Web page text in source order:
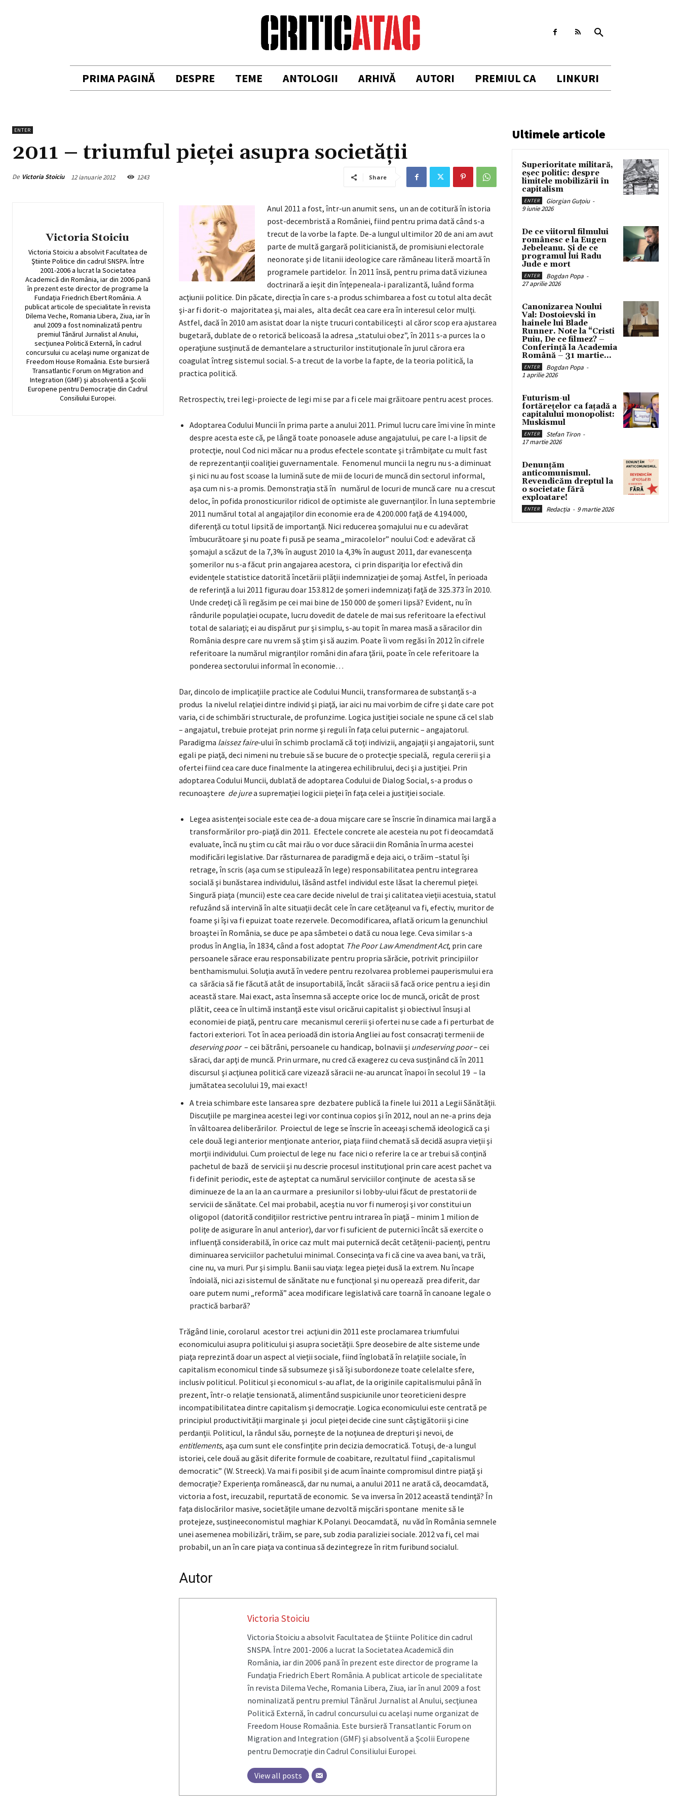
PRIMA PAGINĂ DESPRE TEME ANTOLOGII ARHIVĂ AUTORI PREMIUL CA LINKURI
ENTER
2011 – triumful pieței asupra societății
De Victoria Stoiciu 12 ianuarie 2012 1243 Share
Victoria Stoiciu
Victoria Stoiciu a absolvit Facultatea de
Ştiinte Politice din cadrul SNSPA. Între
2001-2006 a lucrat la Societatea
Academică din România, iar din 2006 pană
în prezent este director de programe la
Fundaţia Friedrich Ebert România. A
publicat articole de specialitate în revista
Dilema Veche, Romania Libera, Ziua, iar în
anul 2009 a fost nominalizată pentru
premiul Tânărul Jurnalist al Anului,
secţiunea Politică Externă, în cadrul
concursului cu acelaşi nume organizat de
Freedom House Romaânia. Este bursieră
Transatlantic Forum on Migration and
Integration (GMF) şi absolventă a Şcolii
Europene pentru Democraţie din Cadrul
Consiliului Europei.
Anul 2011 a fost, într-un anumit sens, un an de cotitură în istoria
post-decembristă a României, fiind pentru prima dată când s-a
trecut de la vorbe la fapte. De-a lungul ultimilor 20 de ani am avut
parte de multă gargară politicianistă, de promisiuni electorale
neonorate şi de litanii ideologice care rămâneau literă moartă în
programele partidelor. În 2011 însă, pentru prima dată viziunea
doctrinară a ieşit din înţepeneala-i paralizantă, luând forma
acţiunii politice. Din păcate, direcţia în care s-a produs schimbarea a fost cu totul alta decât
şi-ar fi dorit-o majoritatea şi, mai ales, alta decât cea care era în interesul celor mulţi.
Astfel, dacă în 2010 am asistat doar la nişte trucuri contabiliceşti al căror scop era ajustarea
bugetară, dublate de o retorică belicoasă la adresa „statului obez”, în 2011 s-a purces la o
operaţiune susţinută de demantelare a structurilor instituţionale în jurul cărora era
coagulat întreg sistemul social. S-a trecut de la vorbe la fapte, de la teoria politică, la
practica politică.
Retrospectiv, trei legi-proiecte de legi mi se par a fi cele mai grăitoare pentru acest proces.
Adoptarea Codului Muncii în prima parte a anului 2011. Primul lucru care îmi vine în minte
despre acesta este că, pe lângă toate ponoasele aduse angajatului, pe care l-a lipsit de
protecţie, noul Cod nici măcar nu a produs efectele scontate şi trâmbiţate cu mult fast
de reprezentanţii coaliţiei guvernamentale. Fenomenul muncii la negru nu s-a diminuat
şi nici nu au fost scoase la lumină sute de mii de locuri de muncă din sectorul informal,
aşa cum ni s-a promis. Demonstraţia stă în numărul de locuri de muncă care nu a crescut
deloc, în pofida pronosticurilor ridicol de optimiste ale guvernanţilor. În luna septembrie
2011 numărul total al angajaţilor din economie era de 4.200.000 faţă de 4.194.000,
diferenţă cu totul lipsită de importanţă. Nici reducerea şomajului nu e cu adevărat
îmbucurătoare şi nu poate fi pusă pe seama „miracolelor” noului Cod: e adevărat că
şomajul a scăzut de la 7,3% în august 2010 la 4,3% în august 2011, dar evanescenţa
şomerilor nu s-a făcut prin angajarea acestora, ci prin dispariţia lor efectivă din
evidenţele statistice datorită încetării plăţii indemnizaţiei de şomaj. Astfel, în perioada
de referinţă a lui 2011 figurau doar 153.812 de şomeri indemnizaţi faţă de 325.373 în 2010.
Unde credeţi că îi regăsim pe cei mai bine de 150 000 de şomeri lipsă? Evident, nu în
rândurile populaţiei ocupate, lucru dovedit de datele de mai sus referitoare la efectivul
total de salariaţi; ei au dispărut pur şi simplu, s-au topit în marea masă a săracilor din
România despre care nu vrem să ştim şi să auzim. Poate îi vom regăsi în 2012 în cifrele
referitoare la numărul migranţilor români din afara ţării, poate în cele referitoare la
ponderea sectorului informal în economie…
Dar, dincolo de implicaţiile practice ale Codului Muncii, transformarea de substanţă s-a
produs la nivelul relaţiei dintre individ şi piaţă, iar aici nu mai vorbim de cifre şi date care pot
varia, ci de schimbări structurale, de profunzime. Logica justiţiei sociale ne spune că cel slab
– angajatul, trebuie protejat prin norme şi reguli în faţa celui puternic – angajatorul.
Paradigma laissez faire-ului în schimb proclamă că toţi indivizii, angajaţii şi angajatorii, sunt
egali pe piaţă, deci nimeni nu trebuie să se bucure de o protecţie specială, regula cererii şi a
ofertei fiind cea care duce finalmente la atingerea echilibrului, deci şi a justiţiei. Prin
adoptarea Codului Muncii, dublată de adoptarea Codului de Dialog Social, s-a produs o
recunoaştere de jurea supremaţiei logicii pieţei în faţa celei a justiţiei sociale.
Legea asistenţei sociale este cea de-a doua mişcare care se înscrie în dinamica mai largă a
transformărilor pro-piaţă din 2011. Efectele concrete ale acesteia nu pot fi deocamdată
evaluate, încă nu ştim cu cât mai rău o vor duce săracii din România în urma acestei
modificări legislative. Dar răsturnarea de paradigmă e deja aici, o trăim –statul îşi
retrage, în scris (aşa cum se stipulează în lege) responsabilitatea pentru integrarea
socială şi bunăstarea individului, lăsând astfel individul este lăsat la cheremul pieţei.
Singură piaţa (muncii) este cea care decide nivelul de trai şi calitatea vieţii acestuia, statul
refuzând să intervină în alte situaţii decât cele în care cetăţeanul va fi, efectiv, muritor de
foame şi îşi va fi epuizat toate rezervele. Decomodificarea, aflată oricum la genunchiul
broaştei în România, se duce pe apa sâmbetei o dată cu noua lege. Ceva similar s-a
produs în Anglia, în 1834, când a fost adoptat The Poor Law Amendment Act, prin care
persoanele sărace erau responsabilizate pentru propria sărăcie, potrivit principiilor
benthamismului. Soluţia avută în vedere pentru rezolvarea problemei pauperismului era
ca sărăcia să fie făcută atât de insuportabilă, încât săracii să facă orice pentru a ieşi din
această stare. Mai exact, asta însemna să accepte orice loc de muncă, oricât de prost
plătit, ceea ce în ultimă instanţă este visul oricărui capitalist şi obiectivul însuşi al
economiei de piaţă, pentru care mecanismul cererii şi ofertei nu se cade a fi perturbat de
factori exteriori. Tot în acea perioadă din istoria Angliei au fost consacraţi termenii de
deserving poor– cei bătrâni, persoanele cu handicap, bolnavii şi undeserving poor– cei
săraci, dar apţi de muncă. Prin urmare, nu cred că exagerez cu ceva susţinând că în 2011
discursul şi acţiunea politică care vizează săracii ne-au aruncat înapoi în secolul 19 – la
jumătatea secolului 19, mai exact!
A treia schimbare este lansarea spre dezbatere publică la finele lui 2011 a Legii Sănătăţii.
Discuţiile pe marginea acestei legi vor continua copios şi în 2012, noul an ne-a prins deja
în vâltoarea deliberărilor. Proiectul de lege se înscrie în aceeaşi schemă ideologică ca şi
cele două legi anterior menţionate anterior, piaţa fiind chemată să decidă asupra vieţii şi
morţii individului. Cum proiectul de lege nu face nici o referire la ce ar trebui să conţină
pachetul de bază de servicii şi nu descrie procesul instituţional prin care acest pachet va
fi definit periodic, este de aşteptat ca numărul serviciilor conţinute de acesta să se
diminueze de la an la an ca urmare a presiunilor si lobby-ului făcut de prestatorii de
servicii de sănătate. Cel mai probabil, aceştia nu vor fi numeroşi şi vor constitui un
oligopol (datorită condiţiilor restrictive pentru intrarea în piaţă – minim 1 milion de
poliţe de asigurare în anul anterior), dar vor fi suficient de puternici încât să exercite o
influenţă considerabilă, în orice caz mult mai puternică decât cetăţenii-pacienţi, pentru
diminuarea serviciilor pachetului minimal. Consecinţa va fi că cine va avea bani, va trăi,
cine nu, va muri. Pur şi simplu. Banii sau viaţa: legea pieţei dusă la extrem. Nu încape
îndoială, nici azi sistemul de sănătate nu e funcţional şi nu operează prea diferit, dar
oare putem numi „reformă” acea modificare legislativă care toarnă în canoane legale o
practică barbară?
Trăgând linie, corolarul acestor trei acţiuni din 2011 este proclamarea triumfului
economicului asupra politicului şi asupra societăţii. Spre deosebire de alte sisteme unde
piaţa reprezintă doar un aspect al vieţii sociale, fiind înglobată în relaţiile sociale, în
capitalism economicul tinde să subsumeze şi să îşi subordoneze toate celelalte sfere,
inclusiv politicul. Politicul şi economicul s-au aflat, de la originile capitalismului până în
prezent, într-o relaţie tensionată, alimentând suspiciunile unor teoreticieni despre
incompatibilitatea dintre capitalism şi democraţie. Logica economicului este centrată pe
principiul productivităţii marginale şi jocul pieţei decide cine sunt câştigătorii şi cine
perdanţii. Politicul, la rândul său, porneşte de la noţiunea de drepturi şi nevoi, de
entitlements, aşa cum sunt ele consfinţite prin decizia democratică. Totuşi, de-a lungul
istoriei, cele două au găsit diferite formule de coabitare, rezultatul fiind „capitalismul
democratic” (W. Streeck). Va mai fi posibil şi de acum înainte compromisul dintre piaţă şi
democraţie? Experienţa românească, dar nu numai, a anului 2011 ne arată că, deocamdată,
victoria a fost, irecuzabil, repurtată de economic. Se va inversa în 2012 această tendinţă? În
faţa dislocărilor masive, societăţile umane dezvoltă mişcări spontane menite să le
protejeze, susţineeconomistul maghiar K.Polanyi. Deocamdată, nu văd în România semnele
unei asemenea mobilizări, trăim, se pare, sub zodia paraliziei sociale. 2012 va fi, cel mai
probabil, un an în care piaţa va continua să dezintegreze în ritm furibund socialul.
Autor
Victoria Stoiciu
Victoria Stoiciu a absolvit Facultatea de Ştiinte Politice din cadrul
SNSPA. Între 2001-2006 a lucrat la Societatea Academică din
România, iar din 2006 pană în prezent este director de programe la
Fundaţia Friedrich Ebert România. A publicat articole de specialitate
în revista Dilema Veche, Romania Libera, Ziua, iar în anul 2009 a fost
nominalizată pentru premiul Tânărul Jurnalist al Anului, secţiunea
Politică Externă, în cadrul concursului cu acelaşi nume organizat de
Freedom House Romaânia. Este bursieră Transatlantic Forum on
Migration and Integration (GMF) şi absolventă a Şcolii Europene
pentru Democraţie din Cadrul Consiliului Europei.
View all posts
Ultimele articole
Superioritate militară,
eșec politic: despre
limitele mobilizării în
capitalism
ENTER Giorgian Guțoiu -
9 iunie 2026
De ce viitorul filmului
românesc e la Eugen
Jebeleanu. Și de ce
programul lui Radu
Jude e mort
ENTER Bogdan Popa -
27 aprilie 2026
Canonizarea Noului
Val: Dostoievski în
hainele lui Blade
Runner. Note la “Cristi
Puiu, De ce filmez? –
Conferință la Academia
Română – 31 martie...
ENTER Bogdan Popa -
1 aprilie 2026
Futurism-ul
fortărețelor ca fațadă a
capitalului monopolist:
Muskismul
ENTER Stefan Tiron -
17 martie 2026
Denunțăm
anticomunismul.
Revendicăm dreptul la
o societate fără
exploatare!
ENTER Redacția - 9 martie 2026